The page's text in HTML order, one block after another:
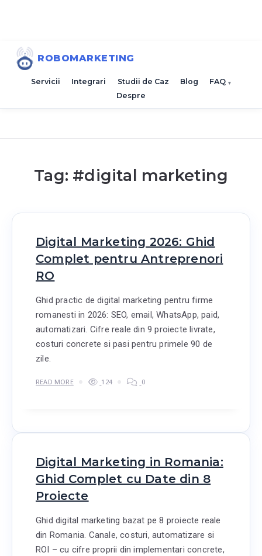
ROBOMARKETING
Servicii Integrari Studii de Caz Blog
FAQ
Despre
Tag: #digital marketing
Digital Marketing 2026: Ghid
Complet pentru Antreprenori
RO
Ghid practic de digital marketing pentru firme
romanesti in 2026: SEO, email, WhatsApp, paid,
automatizari. Cifre reale din 9 proiecte livrate,
costuri concrete si pasi pentru primele 90 de
zile.
READ MORE 124 0
Digital Marketing in Romania:
Ghid Complet cu Date din 8
Proiecte
Ghid digital marketing bazat pe 8 proiecte reale
din Romania. Canale, costuri, automatizare si
ROI – cu cifre proprii din implementari concrete,